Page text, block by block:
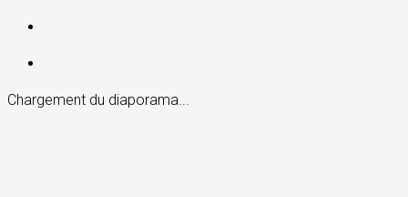
Chargement du diaporama...